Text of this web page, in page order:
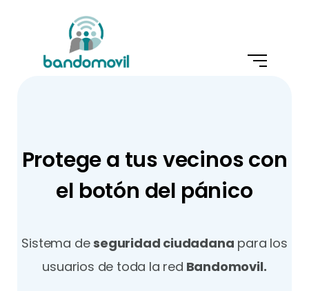
Protege a tus vecinos con
el botón del pánico
Sistema deseguridad ciudadana para los
usuarios de toda la red Bandomovil.